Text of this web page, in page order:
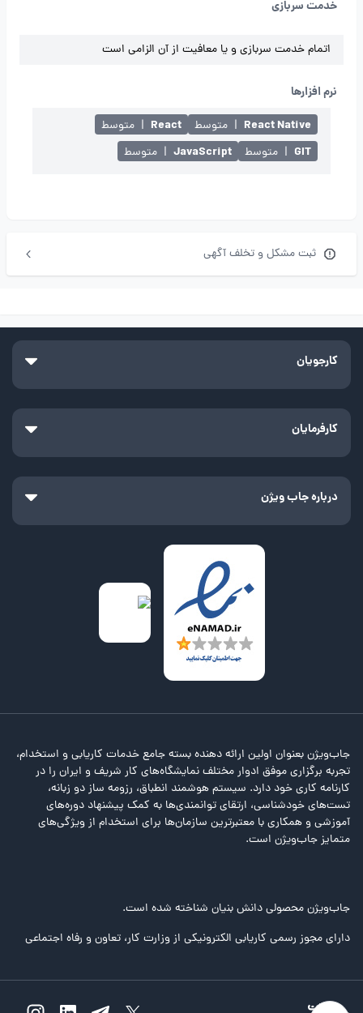
خدمت سربازی
اتمام خدمت سربازی و یا معافیت از آن الزامی است
نرم افزارها
React Native
| متوسط React
| متوسط
GIT
| متوسط JavaScript
| متوسط
ثبت مشکل و تخلف آگهی
کارجویان
کارفرمایان
درباره جاب ویژن
جاب‌ویژن بعنوان اولین ارائه دهنده بسته جامع خدمات کاریابی و استخدام،
تجربه برگزاری موفق ادوار مختلف نمایشگاه‌های کار شریف و ایران را در
کارنامه کاری خود دارد. سیستم هوشمند انطباق، رزومه ساز دو زبانه،
تست‌های خودشناسی، ارتقای توانمندی‌ها به کمک پیشنهاد دوره‌های
آموزشی و همکاری با معتبرترین سازمان‌ها برای استخدام از ویژگی‌های
متمایز جاب‌ویژن است.
جاب‌ویژن محصولی دانش بنیان شناخته شده است.
دارای مجوز رسمی کاریابی الکترونیکی از وزارت کار، تعاون و رفاه اجتماعی